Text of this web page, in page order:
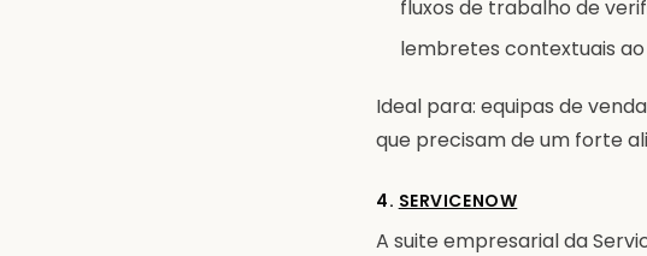
fluxos de trabalho de
lembretes contextuais
Ideal para: equipas de
que precisam de um forte
4. SERVICENOW
A suite empresarial da